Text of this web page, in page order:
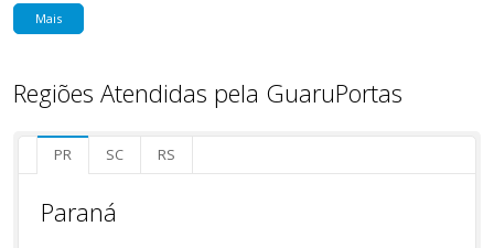
Mais
Regiões Atendidas pela GuaruPortas
PR SC RS
Paraná